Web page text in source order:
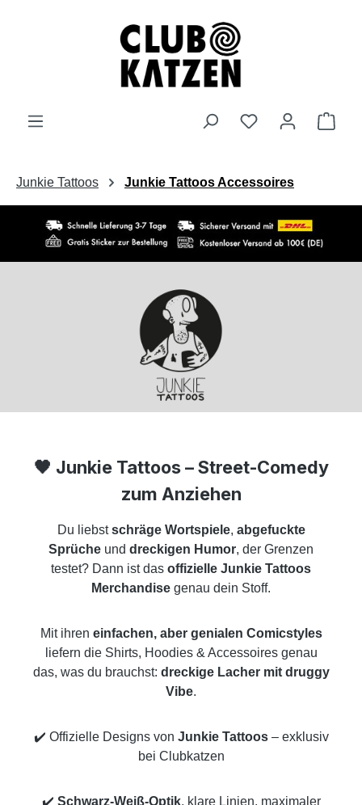
Junkie Tattoos Junkie Tattoos Accessoires
🖤 Junkie Tattoos – Street-Comedy
zum Anziehen
Du liebstschräge Wortspiele, abgefuckte
Sprüche und dreckigen Humor, der Grenzen
testet? Dann ist das offizielle Junkie Tattoos
Merchandise genau dein Stoff.
Mit ihren einfachen, aber genialen Comicstyles
liefern die Shirts, Hoodies & Accessoires genau
das, was du brauchst: dreckige Lacher mit druggy
Vibe.
✔️ Offizielle Designs von Junkie Tattoos– exklusiv
bei Clubkatzen
✔️ Schwarz-Weiß-Optik, klare Linien, maximaler